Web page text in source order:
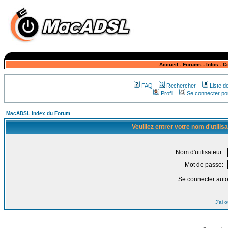
Accueil - Forums - Infos -
FAQ Rechercher
Liste
Profil
Se connecter
MacADSL Index du Forum
Veuillez entrer votre nom
Nom d'utilisateur:
Mot de passe:
Se connecter
J'ai